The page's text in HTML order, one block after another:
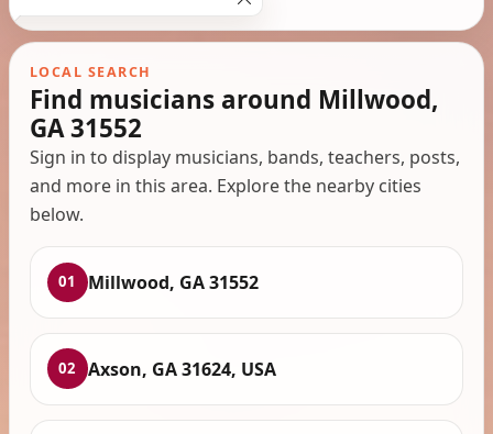
LOCAL SEARCH
Find musicians around Millwood,
GA 31552
Sign in to display musicians, bands, teachers, posts,
and more in this area. Explore the nearby cities
below.
01 Millwood, GA 31552
02 Axson, GA 31624, USA